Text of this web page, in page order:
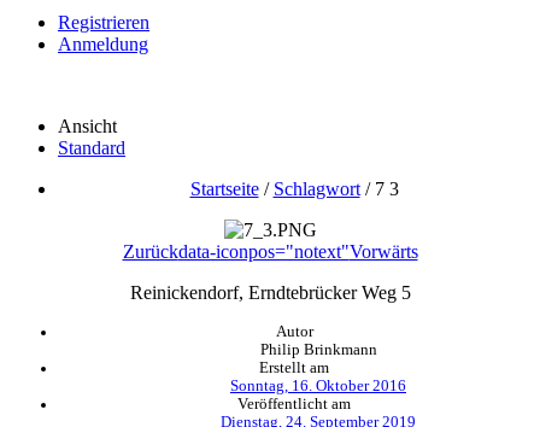
Registrieren
Anmeldung
Ansicht
Standard
Startseite/ Schlagwort / 7 3
Zurückdata-iconpos="notext"Vorwärts
Reinickendorf, Erndtebrücker Weg 5
Autor
Philip Brinkmann
Erstellt am
Sonntag, 16. Oktober 2016
Veröffentlicht am
Dienstag, 24. September 2019